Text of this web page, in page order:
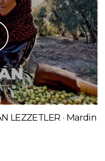
LEZZETLER · Mardin